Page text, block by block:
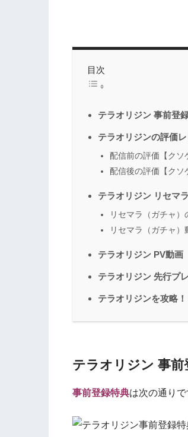
目次
テラオリジン 事前登
テラオリジンの評価
配信前の評価【クソ
配信後の評価【クソ
テラオリジン リセマ
リセマラ（ガチャ）
リセマラ（ガチャ）
テラオリジン PV動画
テラオリジン 先行プ
テラオリジンを攻略！
テラオリジン 事前
事前登録特典は次の通りで